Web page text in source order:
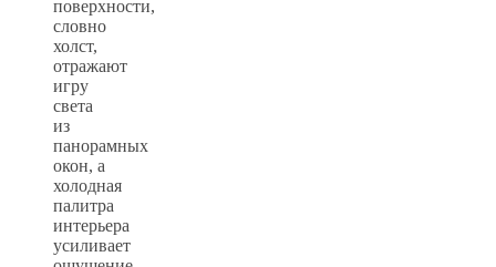
поверхности,
словно
холст,
отражают
игру
света
из
панорамных
окон, а
холодная
палитра
интерьера
усиливает